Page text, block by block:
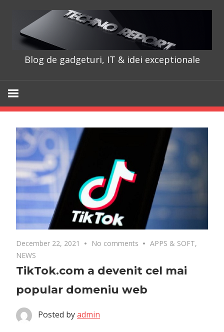
content
Blog de gadgeturi, IT & idei exceptionale
December 22, 2021 No comments APPS & SOFT,
NEWS
TikTok.com a devenit cel mai
popular domeniu web
Posted byadmin